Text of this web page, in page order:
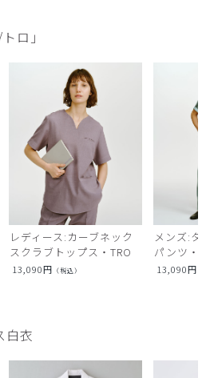
ロ」
レディース:カーブネック
スクラブトップス・TRO
13,090円 （税込）
メンズ:タ
パンツ・
13,090円
白衣